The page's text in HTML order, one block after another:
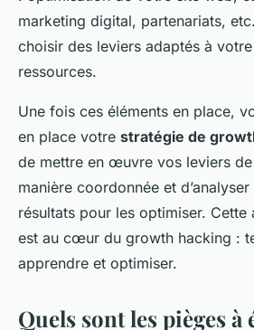
marketing digital, partenariats,
choisir des leviers adaptés à
ressources.
Une fois ces éléments en place,
en place votre stratégie de
de mettre en œuvre vos leviers
manière coordonnée et
résultats pour les optimiser.
est au cœur du growth hacking :
apprendre et optimiser.
Quels sont les pièges à